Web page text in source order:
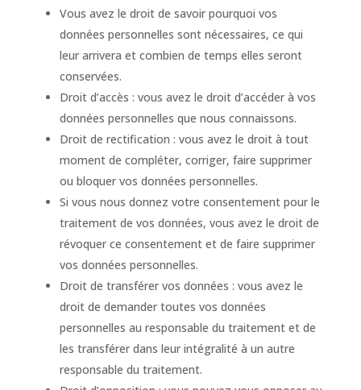
Vous avez le droit de savoir pourquoi vos
données personnelles sont nécessaires, ce qui
leur arrivera et combien de temps elles seront
conservées.
Droit d’accès : vous avez le droit d’accéder à vos
données personnelles que nous connaissons.
Droit de rectification : vous avez le droit à tout
moment de compléter, corriger, faire supprimer
ou bloquer vos données personnelles.
Si vous nous donnez votre consentement pour le
traitement de vos données, vous avez le droit de
révoquer ce consentement et de faire supprimer
vos données personnelles.
Droit de transférer vos données : vous avez le
droit de demander toutes vos données
personnelles au responsable du traitement et de
les transférer dans leur intégralité à un autre
responsable du traitement.